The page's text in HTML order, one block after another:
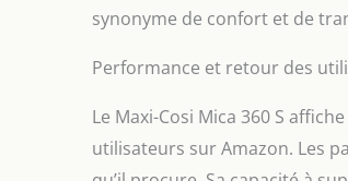
synonyme de confort et de
Performance et retour des
Le Maxi-Cosi Mica 360 S
utilisateurs sur Amazon. Les